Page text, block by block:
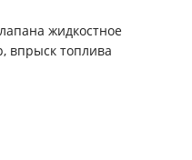
жидкостное
впрыск топлива